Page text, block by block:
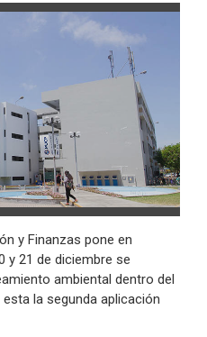
y Finanzas pone en
y 21 de diciembre se
ambiental dentro del
la segunda aplicación